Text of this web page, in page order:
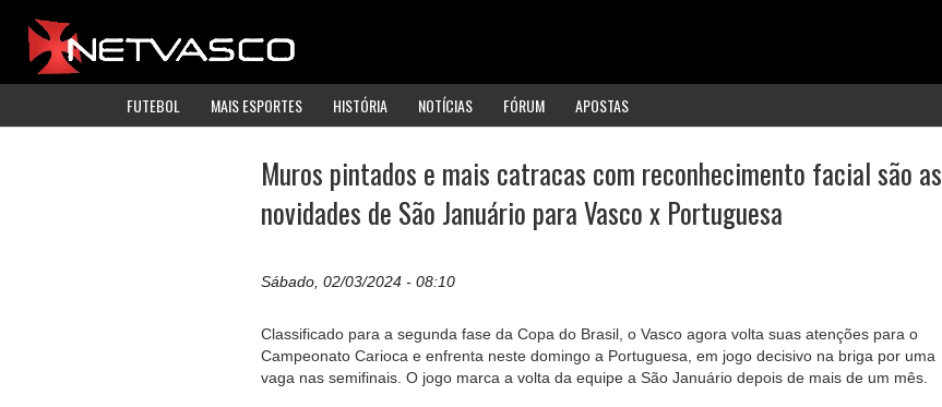
FUTEBOL MAIS ESPORTES HISTÓRIA NOTÍCIAS FÓRUM APOSTAS
Muros pintados e mais catracas com reconhecimento facial são as
novidades de São Januário para Vasco x Portuguesa
Sábado, 02/03/2024 - 08:10
Classificado para a segunda fase da Copa do Brasil, o Vasco agora volta suas atenções para o
Campeonato Carioca e enfrenta neste domingo a Portuguesa, em jogo decisivo na briga por uma
vaga nas semifinais. O jogo marca a volta da equipe a São Januário depois de mais de um mês.